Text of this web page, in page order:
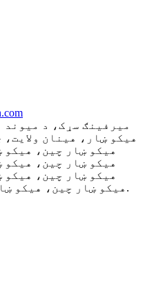
هیکو ښار، هینان
هیکو ښار چین، هیکو
هیکو ښار چین، هیکو
هیکو ښار چین، هیکو
هیکو ښار چین، هیکو ښار چین، هیکو ښار چین دی.